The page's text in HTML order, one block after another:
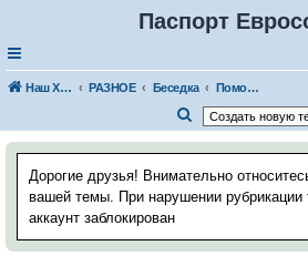
Паспорт
Наш Хаус-форум РАЗНОЕ Беседка
Помогите найти...
о
с
Дорогие друзья! Внимательно
вашей темы. При нарушении рубрикации
аккаунт заблокирован